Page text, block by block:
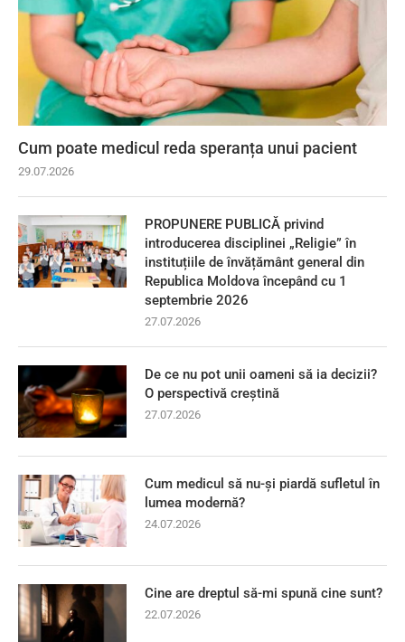
Cum poate medicul reda speranța unui pacient
29.07.2026
PROPUNERE PUBLICĂ privind
introducerea disciplinei „Religie” în
instituțiile de învățământ general din
Republica Moldova începând cu 1
septembrie 2026
27.07.2026
De ce nu pot unii oameni să ia decizii?
O perspectivă creștină
27.07.2026
Cum medicul să nu-și piardă sufletul în
lumea modernă?
24.07.2026
Cine are dreptul să-mi spună cine sunt?
22.07.2026